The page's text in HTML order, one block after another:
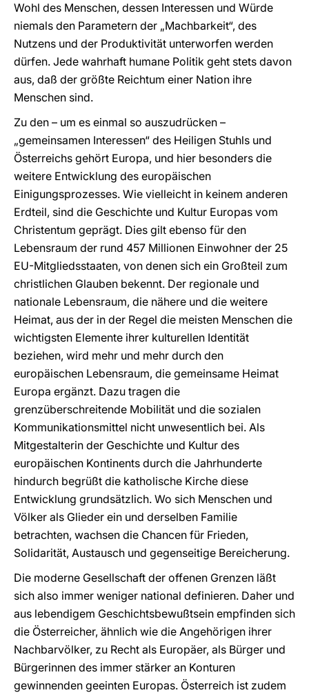
Wohl des Menschen, dessen Inte­ressen und Würde
niemals den Parametern der „Machbarkeit“, des
Nutzens und der Produktivität unterworfen werden
dürfen. Jede wahrhaft humane Politik geht stets davon
aus, daß der größte Reichtum einer Nation ihre
Menschen sind.
Zu den – um es einmal so auszudrücken –
„gemeinsamen Interessen“ des Heiligen Stuhls und
Österreichs gehört Europa, und hier besonders die
weitere Entwicklung des europäischen
Einigungsprozesses. Wie vielleicht in keinem anderen
Erdteil, sind die Geschichte und Kultur Europas vom
Christentum geprägt. Dies gilt ebenso für den
Lebensraum der rund 457 Millionen Einwohner der 25
EU-Mitgliedsstaaten, von denen sich ein Großteil zum
christlichen Glauben bekennt. Der regionale und
nationale Lebensraum, die nähere und die weitere
Heimat, aus der in der Regel die meisten Menschen die
wichtigsten Elemente ihrer kulturellen Identität
beziehen, wird mehr und mehr durch den
europäischen Lebensraum, die gemeinsame Heimat
Europa ergänzt. Dazu tragen die
grenzüberschreitende Mobilität und die sozialen
Kommunikationsmittel nicht unwesentlich bei. Als
Mitgestalterin der Geschichte und Kultur des
europäischen Kontinents durch die Jahrhunderte
hindurch begrüßt die katholische Kirche diese
Entwicklung grundsätzlich. Wo sich Menschen und
Völker als Glieder ein und derselben Familie
betrachten, wachsen die Chancen für Frieden,
Solidarität, Austausch und gegenseitige Bereicherung.
Die moderne Gesellschaft der offenen Grenzen läßt
sich also immer weniger national definieren. Daher und
aus lebendigem Geschichtsbewußtsein empfinden sich
die Österreicher, ähnlich wie die Angehörigen ihrer
Nachbarvölker, zu Recht als Europäer, als Bürger und
Bürgerinnen des immer stärker an Konturen
gewinnenden geeinten Europas. Österreich ist zudem